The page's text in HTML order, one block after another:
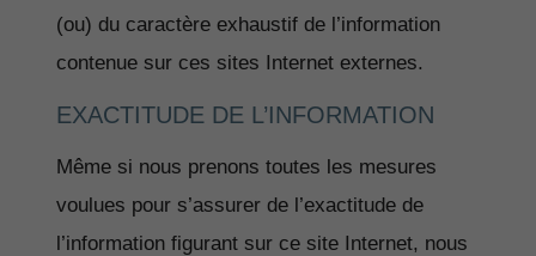
(ou) du caractère exhaustif de l’information
contenue sur ces sites Internet externes.
EXACTITUDE DE L’INFORMATION
Même si nous prenons toutes les mesures
voulues pour s’assurer de l’exactitude de
l’information figurant sur ce site Internet, nous